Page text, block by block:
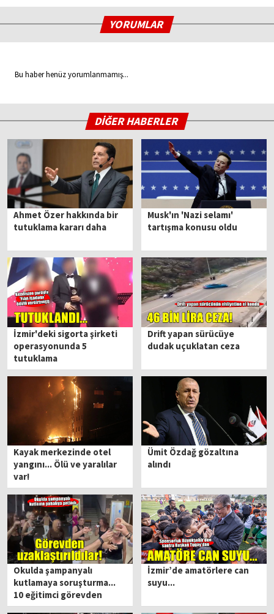
YORUMLAR
Bu haber henüz yorumlanmamış...
DİĞER HABERLER
Ahmet Özer hakkında bir
tutuklama kararı daha
Musk'ın 'Nazi selamı'
tartışma konusu oldu
İzmir'deki sigorta şirketi
operasyonunda 5
tutuklama
Drift yapan sürücüye
dudak uçuklatan ceza
Kayak merkezinde otel
yangını... Ölü ve yaralılar
var!
Ümit Özdağ gözaltına
alındı
Okulda şampanyalı
kutlamaya soruşturma...
10 eğitimci görevden
uzaklaştırıldı!
İzmir’de amatörlere can
suyu...